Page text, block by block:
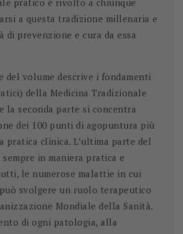
pratico è rivolto a chiunque
a questa tradizione millenaria e
di prevenzione e cura da essa
del volume descrive i fondamenti
della Medicina Tradizionale
la seconda parte si concentra
dei 100 punti di agopuntura più
clinica. L’ultima parte del
in maniera pratica e
le numerose malattie in cui
svolgere un ruolo terapeutico
Mondiale della Sanità.
di ogni patologia, alla